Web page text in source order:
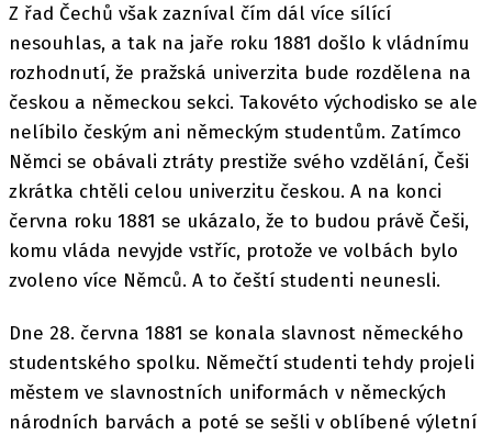
Z řad Čechů však zazníval čím dál více sílící
nesouhlas, a tak na jaře roku 1881 došlo k vládnímu
rozhodnutí, že pražská univerzita bude rozdělena na
českou a německou sekci. Takovéto východisko se ale
nelíbilo českým ani německým studentům. Zatímco
Němci se obávali ztráty prestiže svého vzdělání, Češi
zkrátka chtěli celou univerzitu českou. A na konci
června roku 1881 se ukázalo, že to budou právě Češi,
komu vláda nevyjde vstříc, protože ve volbách bylo
zvoleno více Němců. A to čeští studenti neunesli.
Dne 28. června 1881 se konala slavnost německého
studentského spolku. Němečtí studenti tehdy projeli
městem ve slavnostních uniformách v německých
národních barvách a poté se sešli v oblíbené výletní